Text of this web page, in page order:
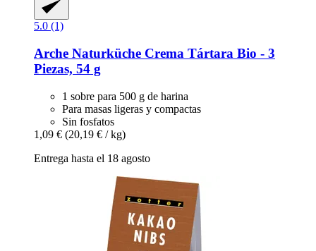
5.0 (1)
Arche Naturküche Crema Tártara Bio -​ 3
Piezas, 54 g
1 sobre para 500 g de harina
Para masas ligeras y compactas
Sin fosfatos
1,09 € (20,19 € / kg)
Entrega hasta el 18 agosto